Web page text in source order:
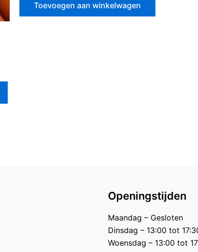
Toevoegen aan winkelwagen
Openingstijden
Maandag – Gesloten
Dinsdag – 13:00 tot
Woensdag – 13:00 tot